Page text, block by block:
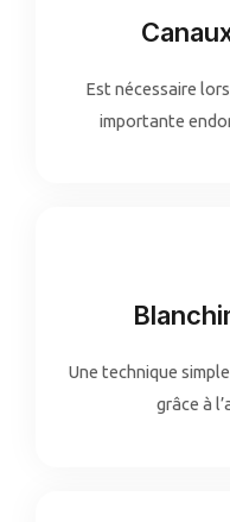
Est nécessaire
importante
Une technique
grâce à